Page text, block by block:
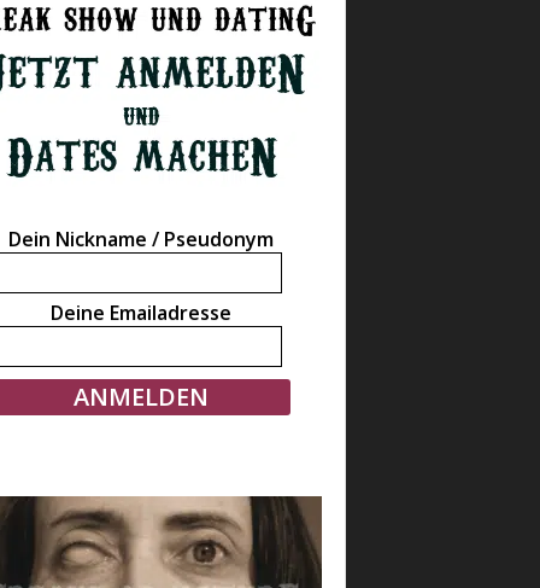
Dein Nickname / Pseudonym
Deine Emailadresse